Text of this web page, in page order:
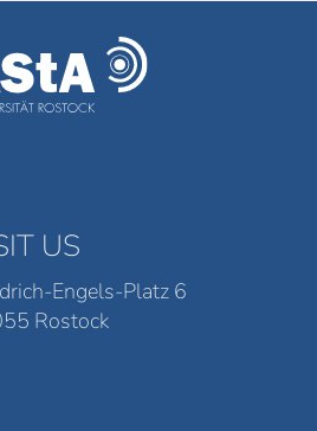
US
Engels-Platz 6
Rostock